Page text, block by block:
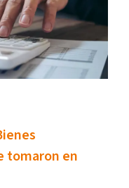
tomaron en